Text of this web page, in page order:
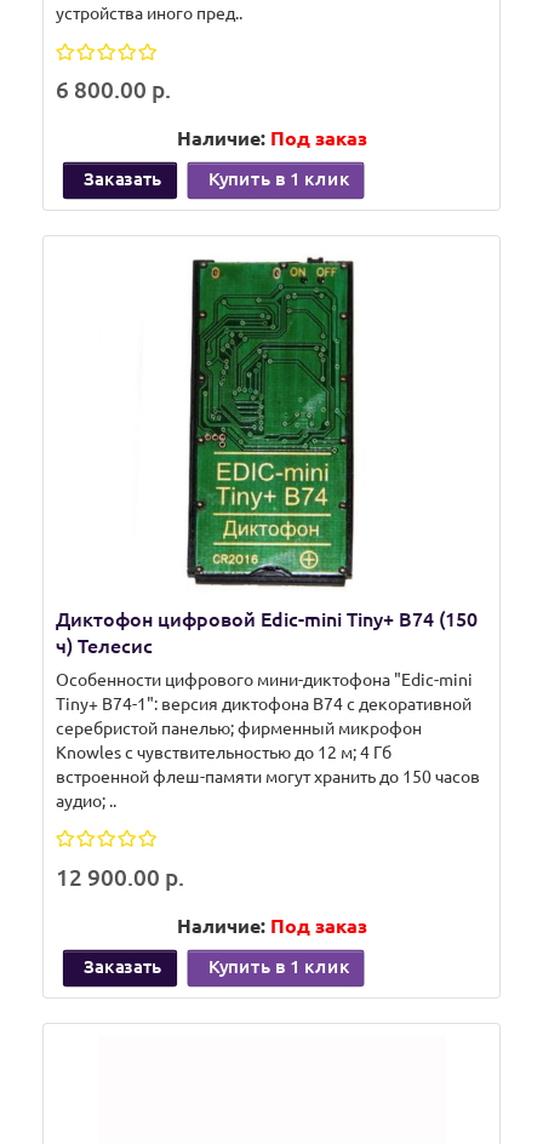
устройства иного пред..
6 800.00 р.
Наличие: Под заказ
Заказать Купить в 1 клик
Диктофон цифровой Edic-mini Tiny+ B74 (150
ч) Телесис
Особенности цифрового мини-диктофона "Edic-mini
Tiny+ B74-1": версия диктофона B74 с декоративной
серебристой панелью; фирменный микрофон
Knowles с чувствительностью до 12 м; 4 Гб
встроенной флеш-памяти могут хранить до 150 часов
аудио; ..
12 900.00 р.
Наличие: Под заказ
Заказать Купить в 1 клик